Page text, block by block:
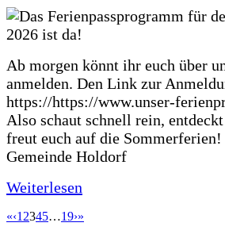
Ab morgen könnt ihr euch über
anmelden. Den Link zur
https://https://www.unser-
Also schaut schnell rein,
freut euch auf die Sommerferien!
Gemeinde Holdorf
Weiterlesen
«‹1 2345…19›»